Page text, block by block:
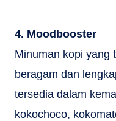
4. Moodbooster
Minuman kopi yang
beragam dan
tersedia dalam
kokochoco,